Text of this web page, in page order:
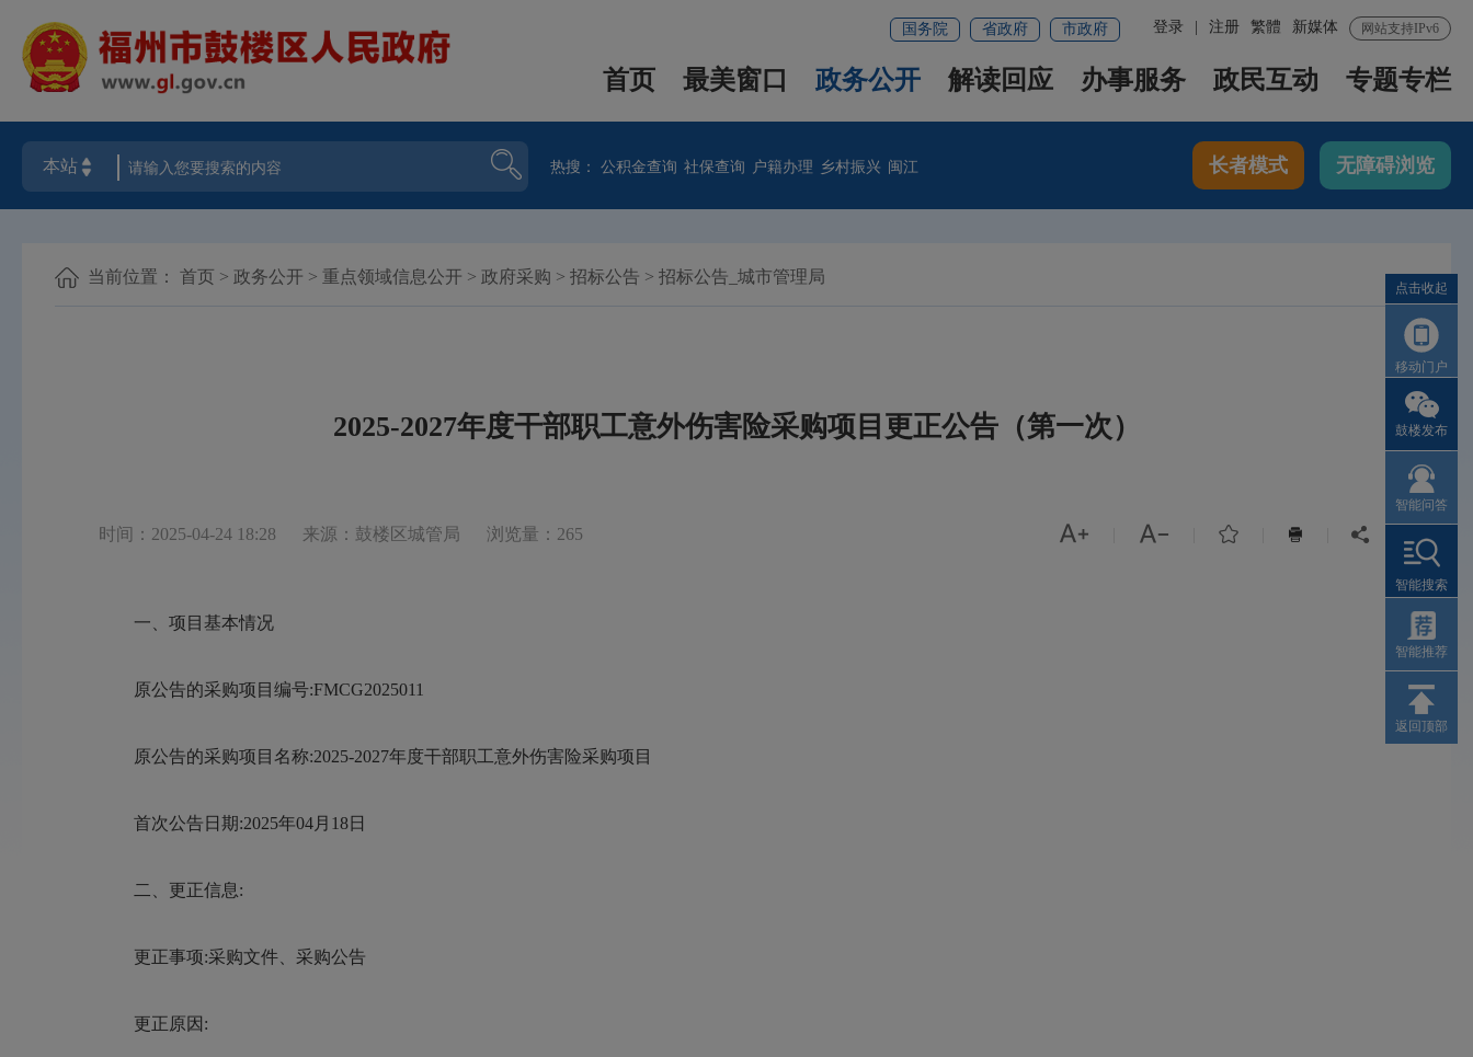
网站支持IPv6
新媒体
繁體
登录 注册
国务院 省政府 市政府
首页 最美窗口 政务公开 解读回应 办事服务 政民互动 专题专栏
热搜：公积金查询 社保查询 户籍办理 乡村振兴 闽江 长者模式 无障碍浏览
当前位置： 首页 > 政务公开 > 重点领域信息公开 > 政府采购 > 招标公告 > 招标公告_城市管理局
2025-2027年度干部职工意外伤害险采购项目更正公告（第一次）
时间：2025-04-24 18:28 来源：鼓楼区城管局 浏览量：265     
一、项目基本情况
原公告的采购项目编号:FMCG2025011
原公告的采购项目名称:2025-2027年度干部职工意外伤害险采购项目
首次公告日期:2025年04月18日
二、更正信息:
更正事项:采购文件、采购公告
更正原因:
点击收起
移动门户
鼓楼发布
智能问答
智能搜索
智能推荐
返回顶部